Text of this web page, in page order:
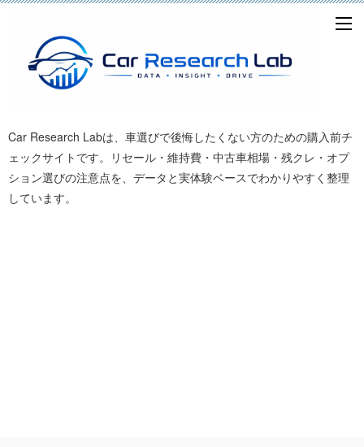
Car Research Labは、車選びで後悔したくない方のための購入前チ
ェックサイトです。リセール・維持費・中古車相場・残クレ・オプ
ション選びの注意点を、データと実体験ベースでわかりやすく整理
しています。